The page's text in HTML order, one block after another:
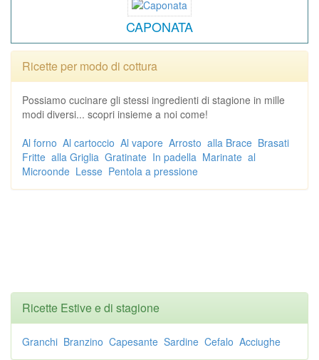
CAPONATA
Ricette per modo di cottura
Possiamo cucinare gli stessi ingredienti di stagione in mille
modi diversi... scopri insieme a noi come!
Al forno Al cartoccio Al vapore Arrosto alla Brace Brasati
Fritte alla Griglia Gratinate In padella Marinate al
Microonde Lesse Pentola a pressione
Ricette Estive e di stagione
Granchi Branzino Capesante Sardine Cefalo Acciughe